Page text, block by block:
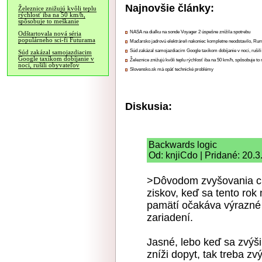
Železnice znižujú kvôli teplu
rýchlosť iba na 50 km/h,
spôsobuje to meškanie
Odštartovala nová séria
populárneho sci-fi Futurama
Súd zakázal samojazdiacim
Google taxíkom dobíjanie v
noci, rušili obyvateľov
Najnovšie články:
NASA na diaľku na sonde Voyager 2 úspešne znížila spotrebu
Maďarsko jadrovú elektráreň nakoniec kompletne neodstavilo,
Súd zakázal samojazdiacim Google taxíkom dobíjanie v noci,
Železnice znižujú kvôli teplu rýchlosť iba na 50 km/h, spôsobuje to
Slovensko.sk má opäť technické problémy
Diskusia:
Backwards logic
Od: knjiCdo | Pridané:
>Dôvodom zvyšovania
ziskov, keď sa tento rok
pamätí očakáva
zariadení.
Jasné, lebo keď sa
zníži dopyt, tak treba